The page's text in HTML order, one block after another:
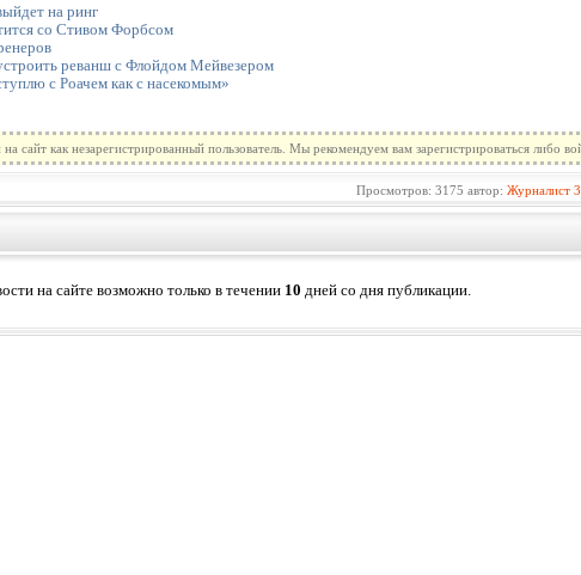
на ринг
со Стивом Форбсом
реванш с Флойдом Мейвезером
с Роачем как с насекомым»
сайт как незарегистрированный пользователь. Мы рекомендуем вам зарегистрироваться либо
Просмотров: 3175 автор: Журналист
на сайте возможно только в течении 10 дней со дня публикации.